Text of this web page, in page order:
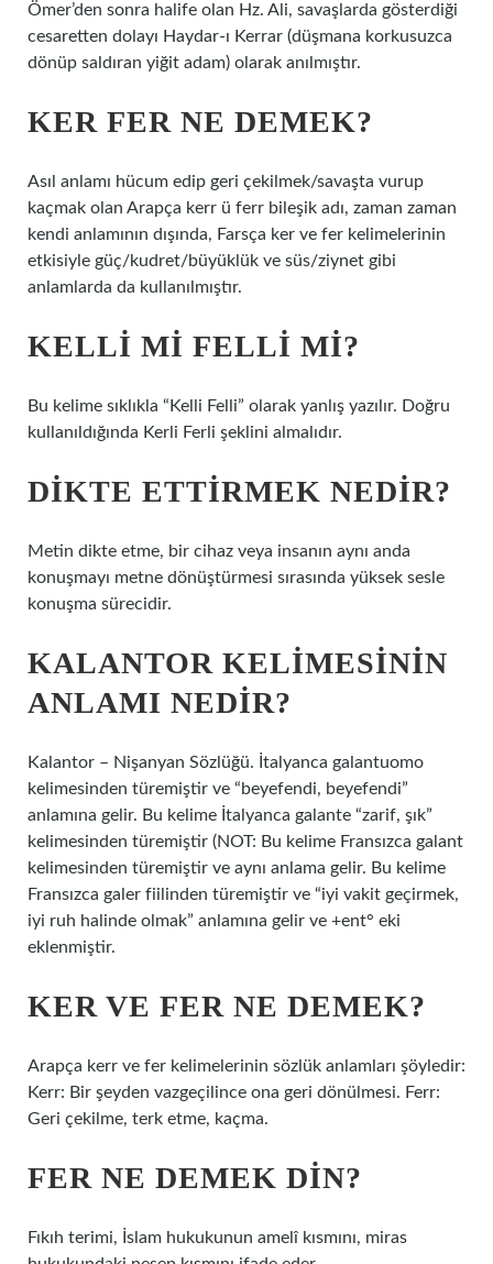
Ömer’den sonra halife olan Hz. Ali, savaşlarda gösterdiği
cesaretten dolayı Haydar-ı Kerrar (düşmana korkusuzca
dönüp saldıran yiğit adam) olarak anılmıştır.
KER FER NE DEMEK?
Asıl anlamı hücum edip geri çekilmek/savaşta vurup
kaçmak olan Arapça kerr ü ferr bileşik adı, zaman zaman
kendi anlamının dışında, Farsça ker ve fer kelimelerinin
etkisiyle güç/kudret/büyüklük ve süs/ziynet gibi
anlamlarda da kullanılmıştır.
KELLI MI FELLI MI?
Bu kelime sıklıkla “Kelli Felli” olarak yanlış yazılır. Doğru
kullanıldığında Kerli Ferli şeklini almalıdır.
DIKTE ETTIRMEK NEDIR?
Metin dikte etme, bir cihaz veya insanın aynı anda
konuşmayı metne dönüştürmesi sırasında yüksek sesle
konuşma sürecidir.
KALANTOR KELIMESININ
ANLAMI NEDIR?
Kalantor – Nişanyan Sözlüğü. İtalyanca galantuomo
kelimesinden türemiştir ve “beyefendi, beyefendi”
anlamına gelir. Bu kelime İtalyanca galante “zarif, şık”
kelimesinden türemiştir (NOT: Bu kelime Fransızca galant
kelimesinden türemiştir ve aynı anlama gelir. Bu kelime
Fransızca galer fiilinden türemiştir ve “iyi vakit geçirmek,
iyi ruh halinde olmak” anlamına gelir ve +ent° eki
eklenmiştir.
KER VE FER NE DEMEK?
Arapça kerr ve fer kelimelerinin sözlük anlamları şöyledir:
Kerr: Bir şeyden vazgeçilince ona geri dönülmesi. Ferr:
Geri çekilme, terk etme, kaçma.
FER NE DEMEK DIN?
Fıkıh terimi, İslam hukukunun amelî kısmını, miras